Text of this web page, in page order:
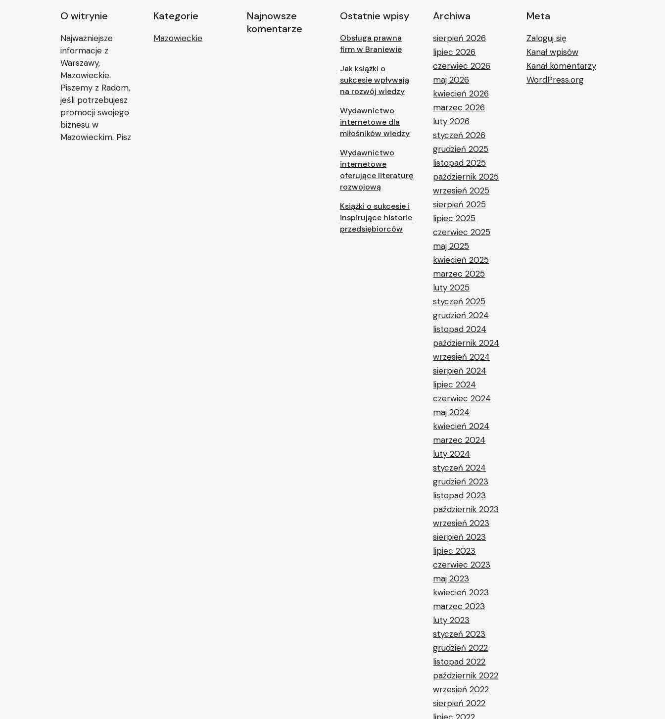
O witrynie
Najważniejsze
informacje z
Warszawy,
Mazowieckie.
Piszemy z Radom,
jeśli potrzebujesz
promocji swojego
biznesu w
Mazowieckim. Pisz
Kategorie
Mazowieckie
Najnowsze
komentarze
Ostatnie wpisy
Obsługa prawna
firm w Braniewie
Jak książki o
sukcesie wpływają
na rozwój wiedzy
Wydawnictwo
internetowe dla
miłośników wiedzy
Wydawnictwo
internetowe
oferujące literaturę
rozwojową
Książki o sukcesie i
inspirujące historie
przedsiębiorców
Archiwa
sierpień 2026
lipiec 2026
czerwiec 2026
maj 2026
kwiecień 2026
marzec 2026
luty 2026
styczeń 2026
grudzień 2025
listopad 2025
październik 2025
wrzesień 2025
sierpień 2025
lipiec 2025
czerwiec 2025
maj 2025
kwiecień 2025
marzec 2025
luty 2025
styczeń 2025
grudzień 2024
listopad 2024
październik 2024
wrzesień 2024
sierpień 2024
lipiec 2024
czerwiec 2024
maj 2024
kwiecień 2024
marzec 2024
luty 2024
styczeń 2024
grudzień 2023
listopad 2023
październik 2023
wrzesień 2023
sierpień 2023
lipiec 2023
czerwiec 2023
maj 2023
kwiecień 2023
marzec 2023
luty 2023
styczeń 2023
grudzień 2022
listopad 2022
październik 2022
wrzesień 2022
sierpień 2022
Meta
Zaloguj się
Kanał wpisów
Kanał komentarzy
WordPress.org